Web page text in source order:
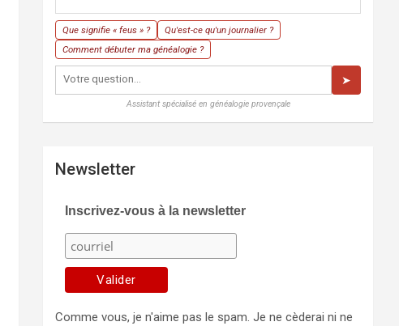
Que signifie « feus » ?
Qu'est-ce qu'un journalier ?
Comment débuter ma généalogie ?
➤
Assistant spécialisé en généalogie provençale
Newsletter
Inscrivez-vous à la newsletter
Comme vous, je n'aime pas le spam. Je ne cèderai ni ne